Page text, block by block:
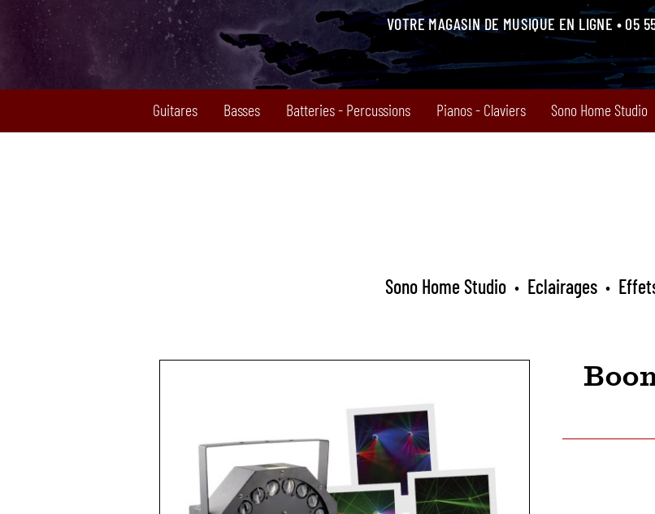
VOTRE MAGASIN DE MUSIQUE EN LIGNE • 05
Guitares Basses Batteries - Percussions Pianos - Claviers Sono Home Studio
Sono Home Studio • Eclairages •